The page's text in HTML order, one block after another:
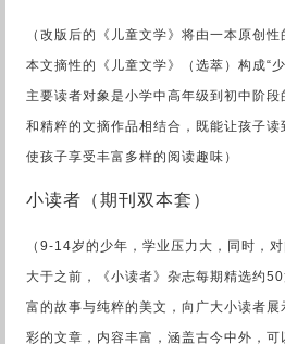
（改版后的《儿童文学》将由一本原创
本文摘性的《儿童文学》（选萃）构成“
主要读者对象是小学中高年级到初中阶
和精粹的文摘作品相结合，既能让孩子
使孩子享受丰富多样的阅读趣味）
小读者（期刊双本套）
（9-14岁的少年，学业压力大，同时，
大于之前，《小读者》杂志每期精选约
富的故事与纯粹的美文，向广大小读者
彩的文章，内容丰富，涵盖古今中外，